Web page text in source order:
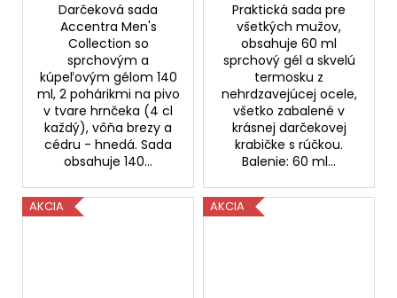
Darčeková sada
Accentra Men's
Collection so
sprchovým a
kúpeľovým gélom 140
ml, 2 pohárikmi na pivo
v tvare hrnčeka (4 cl
každý), vôňa brezy a
cédru - hnedá. Sada
obsahuje 140...
Praktická sada pre
všetkých mužov,
obsahuje 60 ml
sprchový gél a skvelú
termosku z
nehrdzavejúcej ocele,
všetko zabalené v
krásnej darčekovej
krabičke s rúčkou.
Balenie: 60 ml...
AKCIA AKCIA